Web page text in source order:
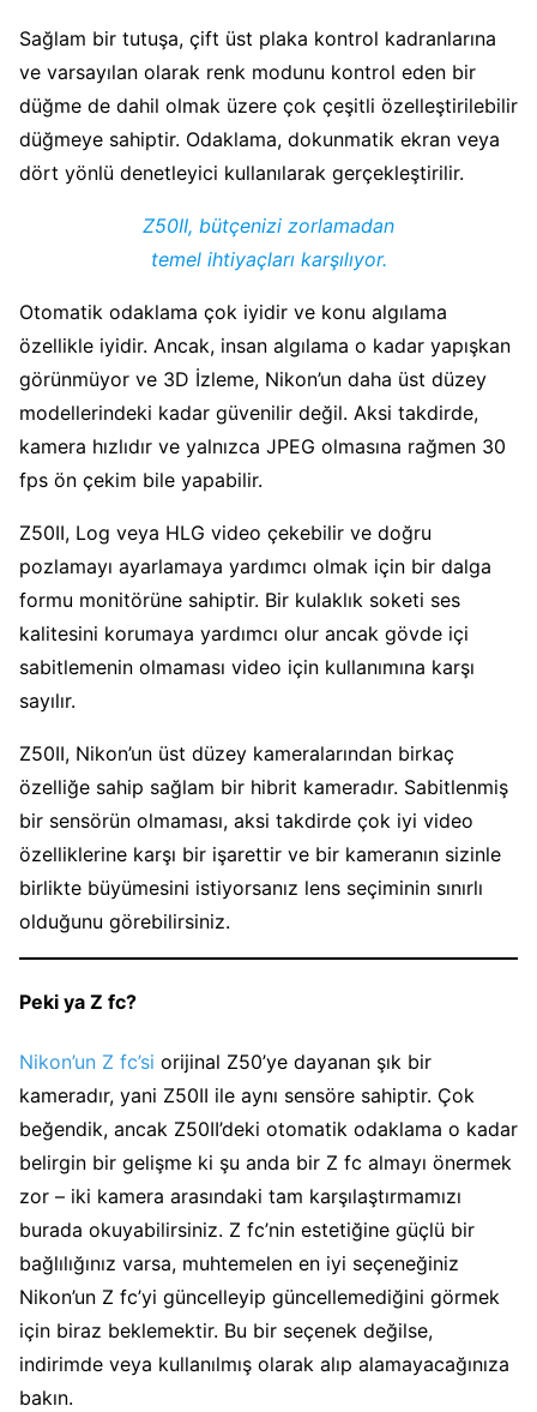
Sağlam bir tutuşa, çift üst plaka kontrol kadranlarına
ve varsayılan olarak renk modunu kontrol eden bir
düğme de dahil olmak üzere çok çeşitli özelleştirilebilir
düğmeye sahiptir. Odaklama, dokunmatik ekran veya
dört yönlü denetleyici kullanılarak gerçekleştirilir.
Z50II, bütçenizi zorlamadan
temel ihtiyaçları karşılıyor.
Otomatik odaklama çok iyidir ve konu algılama
özellikle iyidir. Ancak, insan algılama o kadar yapışkan
görünmüyor ve 3D İzleme, Nikon’un daha üst düzey
modellerindeki kadar güvenilir değil. Aksi takdirde,
kamera hızlıdır ve yalnızca JPEG olmasına rağmen 30
fps ön çekim bile yapabilir.
Z50II, Log veya HLG video çekebilir ve doğru
pozlamayı ayarlamaya yardımcı olmak için bir dalga
formu monitörüne sahiptir. Bir kulaklık soketi ses
kalitesini korumaya yardımcı olur ancak gövde içi
sabitlemenin olmaması video için kullanımına karşı
sayılır.
Z50II, Nikon’un üst düzey kameralarından birkaç
özelliğe sahip sağlam bir hibrit kameradır. Sabitlenmiş
bir sensörün olmaması, aksi takdirde çok iyi video
özelliklerine karşı bir işarettir ve bir kameranın sizinle
birlikte büyümesini istiyorsanız lens seçiminin sınırlı
olduğunu görebilirsiniz.
Peki ya Z fc?
Nikon’un Z fc’si orijinal Z50’ye dayanan şık bir
kameradır, yani Z50II ile aynı sensöre sahiptir. Çok
beğendik, ancak Z50II’deki otomatik odaklama o kadar
belirgin bir gelişme ki şu anda bir Z fc almayı önermek
zor – iki kamera arasındaki tam karşılaştırmamızı
burada okuyabilirsiniz. Z fc’nin estetiğine güçlü bir
bağlılığınız varsa, muhtemelen en iyi seçeneğiniz
Nikon’un Z fc’yi güncelleyip güncellemediğini görmek
için biraz beklemektir. Bu bir seçenek değilse,
indirimde veya kullanılmış olarak alıp alamayacağınıza
bakın.